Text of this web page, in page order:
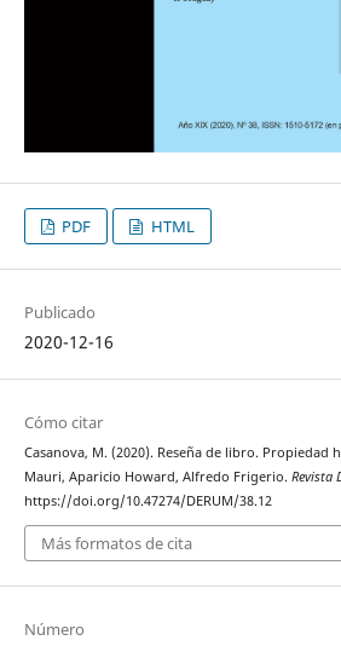
PDF HTML
Publicado
2020-12-16
Cómo citar
Casanova, M. (2020). Reseña de libro. Propiedad
Mauri, Aparicio Howard, Alfredo Frigerio. Revista
https://doi.org/10.47274/DERUM/38.12
Más formatos de cita
Número